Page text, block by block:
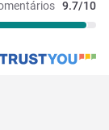
9.7/10